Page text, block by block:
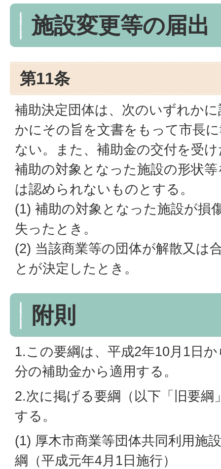
施設変更等の届出
第11条
補助決定団体は、次のいずれか
かにその旨を文書をもって市長
ない。また、補助金の交付を受
補助の対象となった施設の形状
は認められないものとする。
(1) 補助の対象となった施設が損
失ったとき。
(2) 当該商業等の団体が解散又は
とが決定したとき。
附則
1.この要綱は、平成2年10月1日
分の補助金から適用する。
2.次に掲げる要綱（以下「旧要綱
する。
(1) 厚木市商業等団体共同利用施
綱（平成元年4月1日施行）